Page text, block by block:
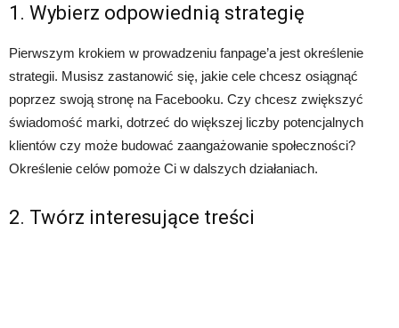
1. Wybierz odpowiednią strategię
Pierwszym krokiem w prowadzeniu fanpage’a jest określenie
strategii. Musisz zastanowić się, jakie cele chcesz osiągnąć
poprzez swoją stronę na Facebooku. Czy chcesz zwiększyć
świadomość marki, dotrzeć do większej liczby potencjalnych
klientów czy może budować zaangażowanie społeczności?
Określenie celów pomoże Ci w dalszych działaniach.
2. Twórz interesujące treści